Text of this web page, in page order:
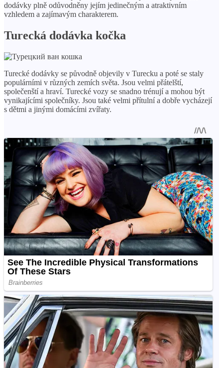
dodávky plně odůvodněny jejím jedinečným a atraktivním
vzhledem a zajímavým charakterem.
Turecká dodávka kočka
Turecké dodávky se původně objevily v Turecku a poté se staly
populárními v různých zemích světa. Jsou velmi přátelští,
společenští a hraví. Turecké vozy se snadno trénují a mohou být
vynikajícími společníky. Jsou také velmi přítulní a dobře vycházejí
s dětmi a jinými domácími zvířaty.